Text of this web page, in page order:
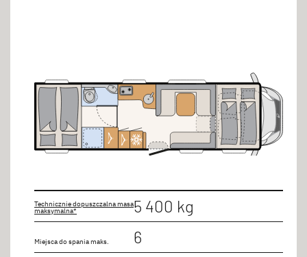
Miejsca do spania
6 osoby/osób
Kanapa
Technicznie dopuszczalna masa
maksymalna* 5 400 kg
Miejsca do spania maks. 6